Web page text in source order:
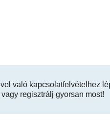
való kapcsolatfelvételhez
regisztrálj gyorsan most!